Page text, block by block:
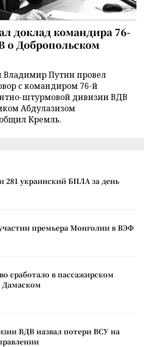
доклад командира 76-
о Добропольском
Владимир Путин провел
с командиром 76-й
штурмовой дивизии ВДВ
Абдулазизом
Кремль.
281 украинский БПЛА за день
премьера Монголии в ВЭФ
сработало в пассажирском
Дамаском
ВДВ назвал потери ВСУ на